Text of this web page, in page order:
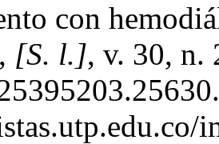
con
, [S. l.], v. 30, n.